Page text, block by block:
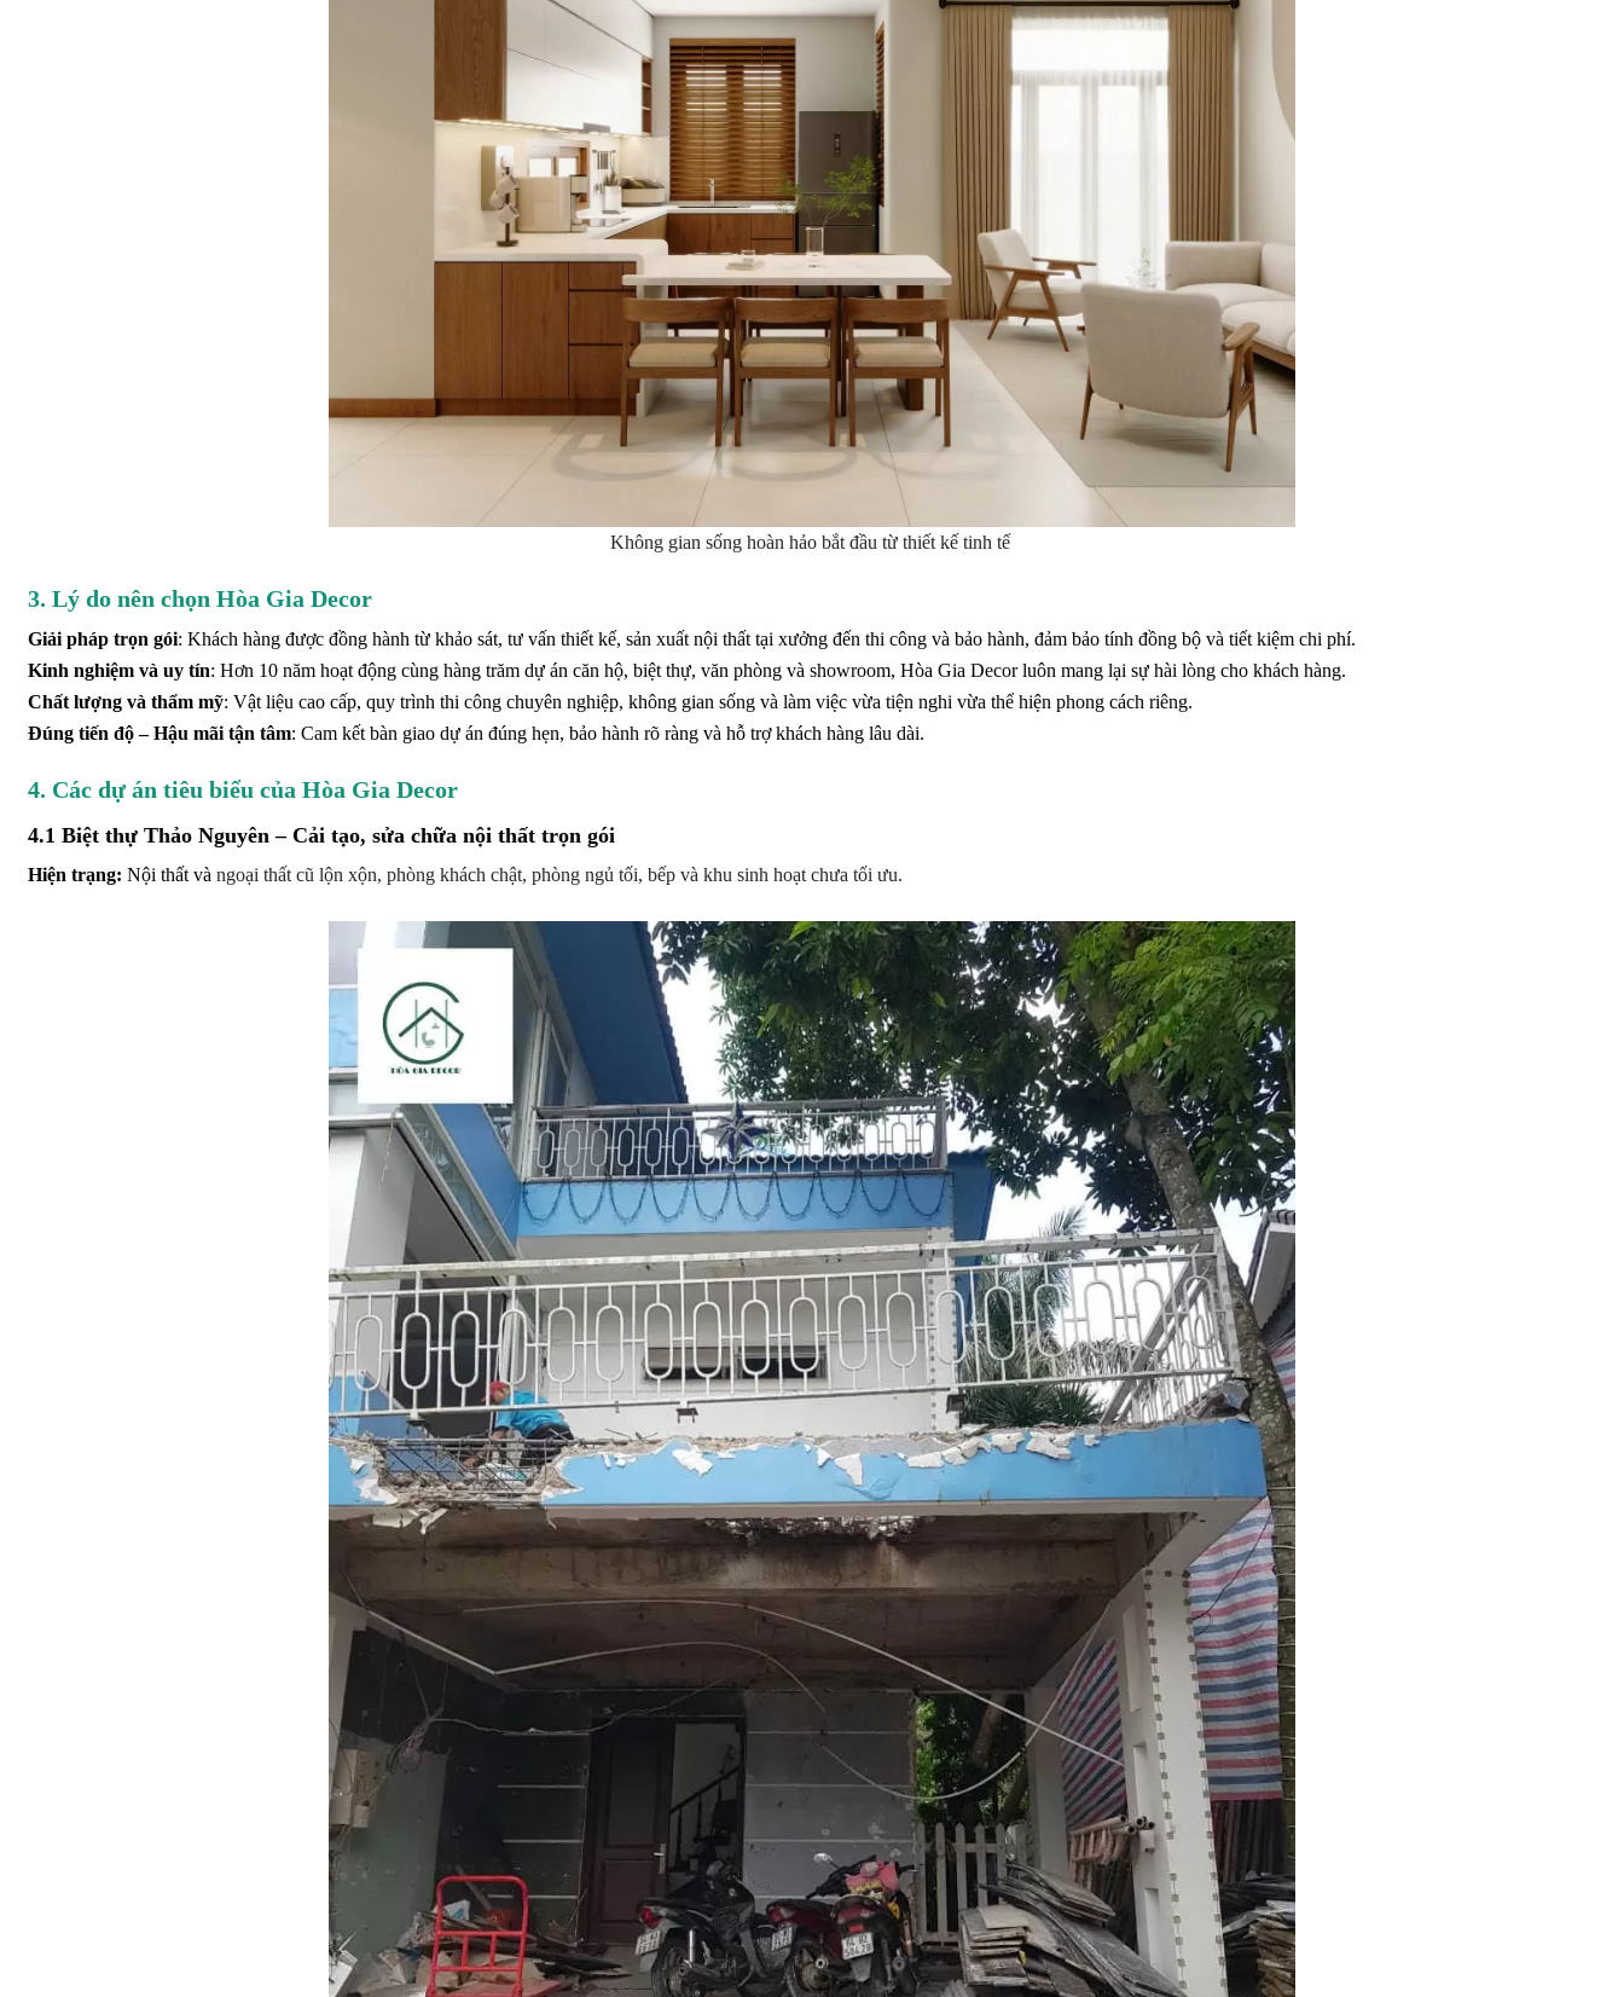
Không gian sống hoàn hảo bắt đầu từ thiết kế tinh tế
3. Lý do nên chọn Hòa Gia Decor
Giải pháp trọn gói: Khách hàng được đồng hành từ khảo sát, tư vấn thiết kế, sản xuất nội thất tại xưởng đến thi công và bảo hành, đảm bảo tính đồng bộ và tiết kiệm chi phí.
Kinh nghiệm và uy tín: Hơn 10 năm hoạt động cùng hàng trăm dự án căn hộ, biệt thự, văn phòng và showroom, Hòa Gia Decor luôn mang lại sự hài lòng cho khách hàng.
Chất lượng và thẩm mỹ: Vật liệu cao cấp, quy trình thi công chuyên nghiệp, không gian sống và làm việc vừa tiện nghi vừa thể hiện phong cách riêng.
Đúng tiến độ – Hậu mãi tận tâm: Cam kết bàn giao dự án đúng hẹn, bảo hành rõ ràng và hỗ trợ khách hàng lâu dài.
4. Các dự án tiêu biểu của Hòa Gia Decor
4.1 Biệt thự Thảo Nguyên – Cải tạo, sửa chữa nội thất trọn gói
Hiện trạng: Nội thất và ngoại thất cũ lộn xộn, phòng khách chật, phòng ngủ tối, bếp và khu sinh hoạt chưa tối ưu.